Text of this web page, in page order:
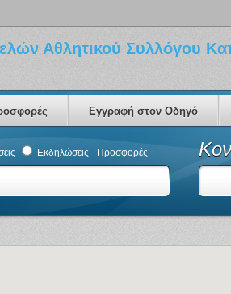
Αθλητικού Συλλόγου
Εγγραφή στον Οδηγό
Εκδηλώσεις - Προσφορές